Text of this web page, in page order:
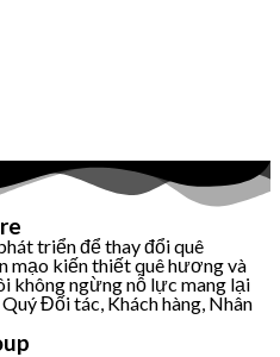
triển để thay đổi quê
mạo kiến thiết quê hương và
không ngừng nỗ lực mang lại
Đối tác, Khách hàng, Nhân